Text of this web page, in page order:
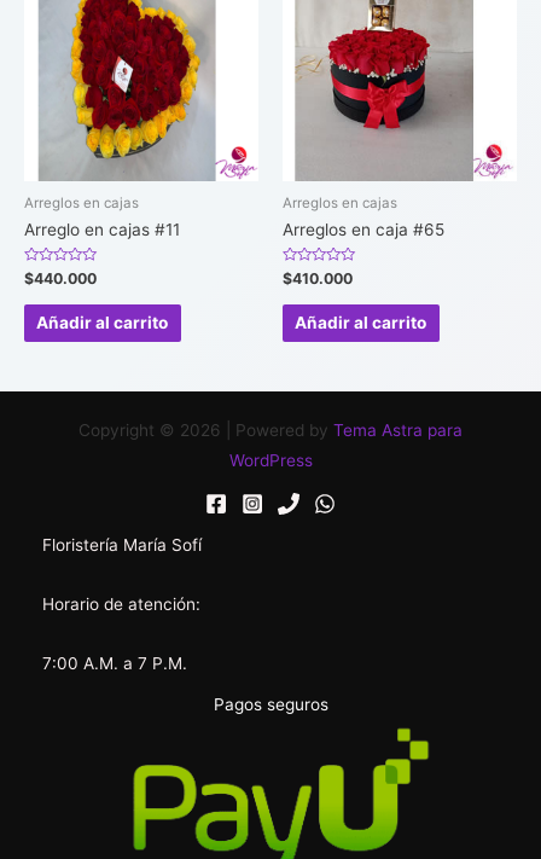
Arreglos en cajas
Arreglo en cajas #11
Valorado
en
0
$440.000
Añadir al carrito
Arreglos en cajas
Arreglos en caja #65
Valorado
en
0
$410.000
Añadir al carrito
Copyright © 2026 | Powered by Tema Astra para
WordPress
Floristería María Sofí
Horario de atención:
7:00 A.M. a 7 P.M.
Pagos seguros